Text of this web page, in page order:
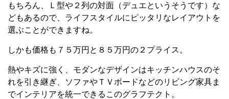
もちろん、Ｌ型や２列の対面（デュエというそうです）な
どもあるので、ライフスタイルにピッタリなレイアウトを
選ぶことができますね。
しかも価格も７５万円と８５万円の２プライス。
熱やキズに強く、モダンなデザインはキッチンハウスのそ
れを引き継ぎ、ソファやＴＶボードなどのリビング家具ま
でインテリアを統一できるこのグラフテクト。